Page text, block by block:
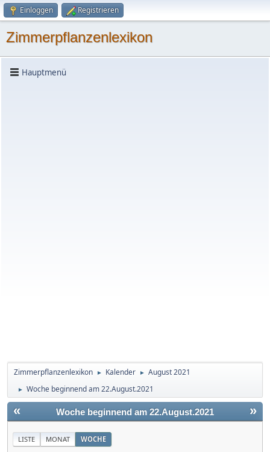
Einloggen Registrieren
Zimmerpflanzenlexikon
Hauptmenü
Zimmerpflanzenlexikon ► Kalender ► August 2021
► Woche beginnend am 22.August.2021
« »
Woche beginnend am 22.August.2021
LISTE MONAT WOCHE